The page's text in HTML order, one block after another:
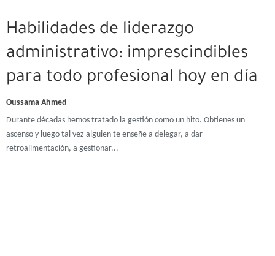
Habilidades de liderazgo
administrativo: imprescindibles
para todo profesional hoy en día
Oussama Ahmed
Durante décadas hemos tratado la gestión como un hito. Obtienes un
ascenso y luego tal vez alguien te enseñe a delegar, a dar
retroalimentación, a gestionar...